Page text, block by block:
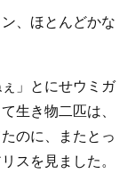
、ほとんどかな
」とにせウミガ
生き物二匹は、
のに、またとっ
スを見ました。